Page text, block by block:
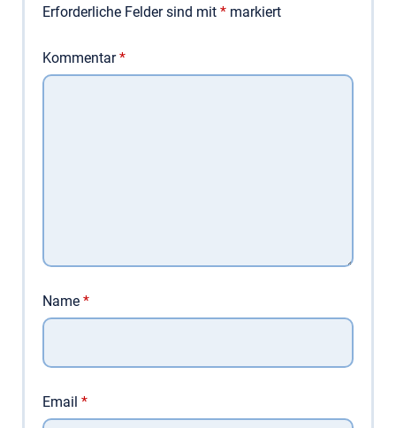
Erforderliche Felder sind mit * markiert
Kommentar*
Name *
Email *